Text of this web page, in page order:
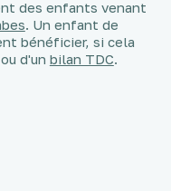
des enfants venant
. Un enfant de
bénéficier, si cela
d'un bilan TDC.